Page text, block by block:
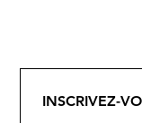
INSCRIVEZ-